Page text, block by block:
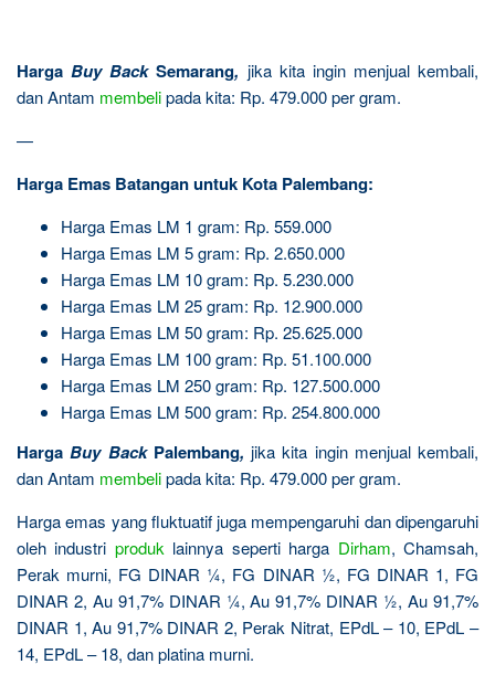
HargaBuy BackSemarang, jika kita ingin menjual kembali,
dan Antam membelipada kita: Rp. 479.000 per gram.
—
Harga Emas Batangan untuk Kota Palembang:
Harga Emas LM 1 gram: Rp. 559.000
Harga Emas LM 5 gram: Rp. 2.650.000
Harga Emas LM 10 gram: Rp. 5.230.000
Harga Emas LM 25 gram: Rp. 12.900.000
Harga Emas LM 50 gram: Rp. 25.625.000
Harga Emas LM 100 gram: Rp. 51.100.000
Harga Emas LM 250 gram: Rp. 127.500.000
Harga Emas LM 500 gram: Rp. 254.800.000
HargaBuy Back Palembang, jika kita ingin menjual kembali,
dan Antam membelipada kita: Rp. 479.000 per gram.
Harga emas yang fluktuatif juga mempengaruhi dan dipengaruhi
oleh industri produk lainnya seperti harga Dirham, Chamsah,
Perak murni, FG DINAR ¼, FG DINAR ½, FG DINAR 1, FG
DINAR 2, Au 91,7% DINAR ¼, Au 91,7% DINAR ½, Au 91,7%
DINAR 1, Au 91,7% DINAR 2, Perak Nitrat, EPdL – 10, EPdL –
14, EPdL – 18, dan platina murni.